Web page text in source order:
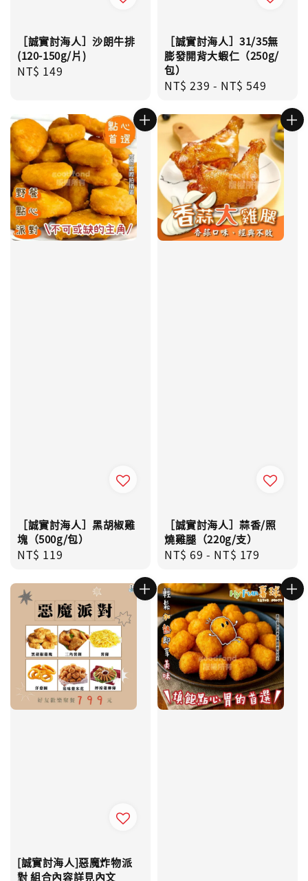
［誠實討海人］沙朗牛排
(120-150g/片)
Regular
NT$ 149
［誠實討海人］31/35無
膨發開背大蝦仁（250g/
包）
Regular
NT$ 239 - NT$ 549
［誠實討海人］黑胡椒雞
塊（500g/包）
Regular
NT$ 119
［誠實討海人］蒜香/照
燒雞腿（220g/支）
Regular
NT$ 69 - NT$ 179
[誠實討海人]惡魔炸物派
對 組合內容詳見內文